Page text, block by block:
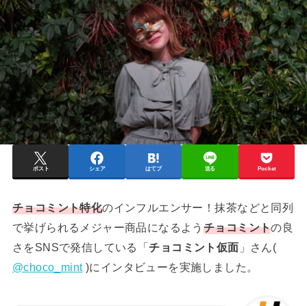
ポスト シェア はてブ 送る Pocket
チョコミント特化のインフルエンサー！抹茶などと同列
で挙げられるメジャー商品になるよう チョコミントの良
さをSNSで発信している「チョコミント仮面 」さん(
@choco_mint)にインタビューを実施しました。